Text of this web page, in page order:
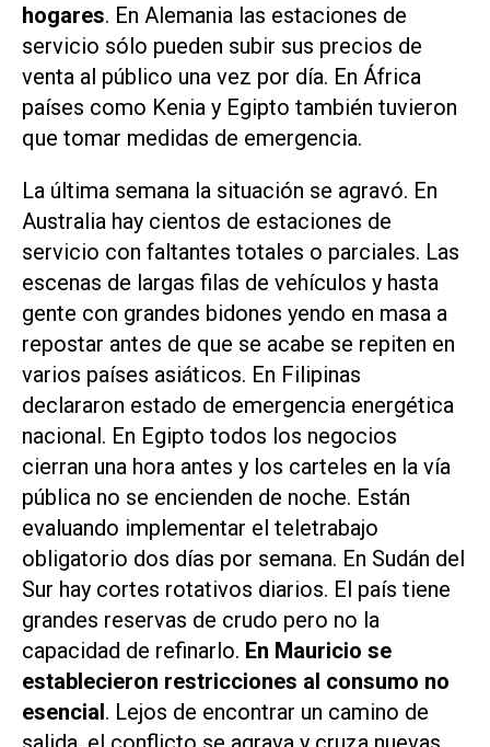
hogares. En Alemania las estaciones de
servicio sólo pueden subir sus precios de
venta al público una vez por día. En África
países como Kenia y Egipto también tuvieron
que tomar medidas de emergencia.
La última semana la situación se agravó. En
Australia hay cientos de estaciones de
servicio con faltantes totales o parciales. Las
escenas de largas filas de vehículos y hasta
gente con grandes bidones yendo en masa a
repostar antes de que se acabe se repiten en
varios países asiáticos. En Filipinas
declararon estado de emergencia energética
nacional. En Egipto todos los negocios
cierran una hora antes y los carteles en la vía
pública no se encienden de noche. Están
evaluando implementar el teletrabajo
obligatorio dos días por semana. En Sudán del
Sur hay cortes rotativos diarios. El país tiene
grandes reservas de crudo pero no la
capacidad de refinarlo. En Mauricio se
establecieron restricciones al consumo no
esencial . Lejos de encontrar un camino de